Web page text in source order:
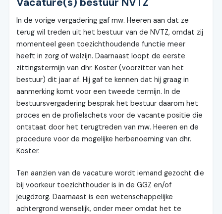
In de vorige vergadering gaf mw. Heeren aan dat ze
terug wil treden uit het bestuur van de NVTZ, omdat zij
momenteel geen toezichthoudende functie meer
heeft in zorg of welzijn. Daarnaast loopt de eerste
zittingstermijn van dhr. Koster (voorzitter van het
bestuur) dit jaar af. Hij gaf te kennen dat hij graag in
aanmerking komt voor een tweede termijn. In de
bestuursvergadering besprak het bestuur daarom het
proces en de profielschets voor de vacante positie die
ontstaat door het terugtreden van mw. Heeren en de
procedure voor de mogelijke herbenoeming van dhr.
Koster.
Ten aanzien van de vacature wordt iemand gezocht die
bij voorkeur toezichthouder is in de GGZ en/of
jeugdzorg. Daarnaast is een wetenschappelijke
achtergrond wenselijk, onder meer omdat het te